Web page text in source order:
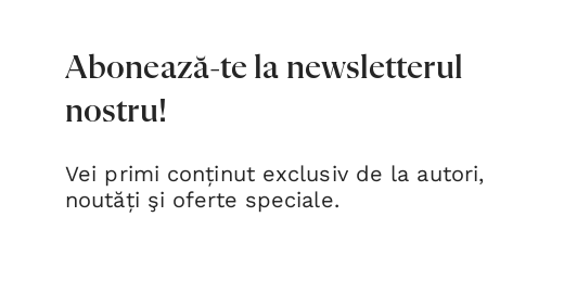
Abonează-te la newsletterul
nostru!
Vei primi conținut exclusiv de la autori,
noutăți şi oferte speciale.